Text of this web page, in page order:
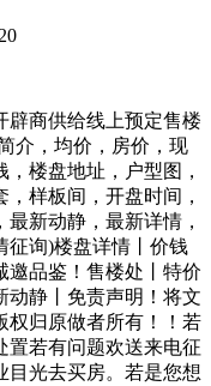
商供给线上预定售楼
介，均价，房价，现
楼盘地址，户型图，
样板间，开盘时间，
新动静，最新详情，
征询)楼盘详情丨价钱
邀品鉴！售楼处丨特价
动静丨免责声明！将文
权归原做者所有！！若
置若有问题欢送来电征
目光去买房。若是您想